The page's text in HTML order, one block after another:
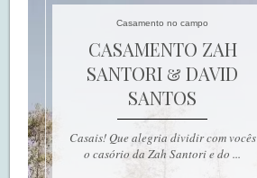
Casamento no campo
CASAMENTO ZAH
SANTORI & DAVID
SANTOS
Casais! Que alegria dividir com vocês
o casório da Zah Santori e do ...